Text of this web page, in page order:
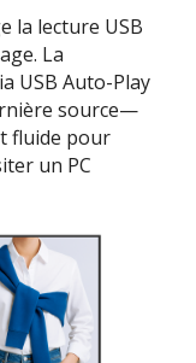
la lecture USB
La
USB Auto-Play
source—
fluide pour
un PC